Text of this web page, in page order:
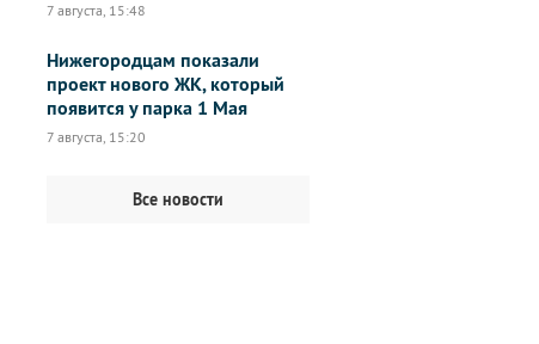
7 августа, 15:48
Нижегородцам показали
проект нового ЖК, который
появится у парка 1 Мая
7 августа, 15:20
Все новости